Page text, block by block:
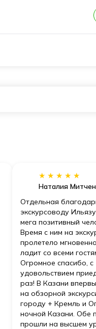
★★★★★
Наталия
Отдельная
экскурсоводу
мега позитивный
Время с ним на
пролетело
ладит со всеми
Огромное спасибо, с
удовольствием
раз! В Казани
на обзорной
городу + Кремль и
ночной Казани. Обе
прошли на высшем